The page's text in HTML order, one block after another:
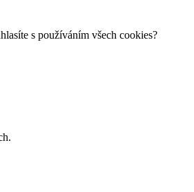
s používáním všech cookies?